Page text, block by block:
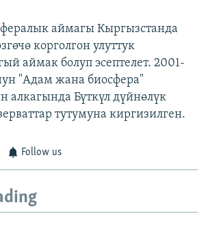
аймагы Кыргызстанда
корголгон улуттук
аймак болуп эсептелет. 2001-
"Адам жана биосфера"
алкагында Бүткүл дүйнөлүк
тутумуна киргизилген.
Follow us